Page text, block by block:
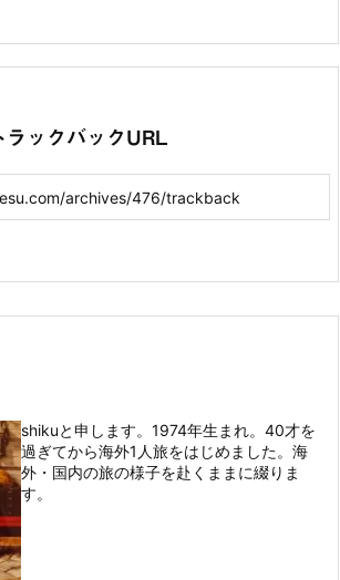
ックバックURL
shikuと申します。1974年生まれ。40才を
過ぎてから海外1人旅をはじめました。海
外・国内の旅の様子を赴くままに綴りま
す。